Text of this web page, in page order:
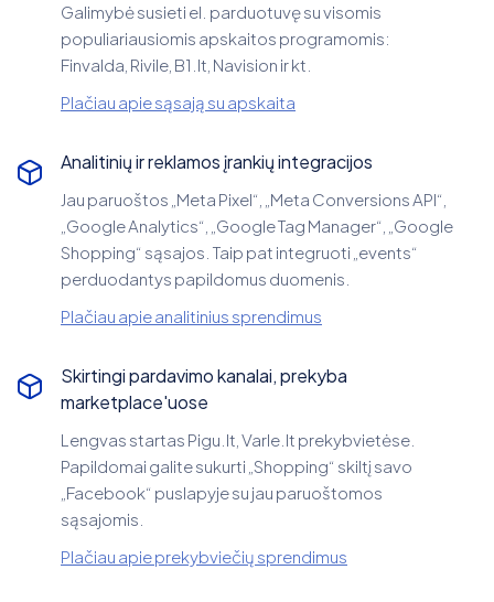
Galimybė susieti el. parduotuvę su visomis
populiariausiomis apskaitos programomis:
Finvalda, Rivile, B1.lt, Navision ir kt.
Plačiau apie sąsają su apskaita
Analitinių ir reklamos įrankių integracijos
Jau paruoštos „Meta Pixel“, „Meta Conversions API“,
„Google Analytics“, „Google Tag Manager“, „Google
Shopping“ sąsajos. Taip pat integruoti „events“
perduodantys papildomus duomenis.
Plačiau apie analitinius sprendimus
Skirtingi pardavimo kanalai, prekyba
marketplace'uose
Lengvas startas Pigu.lt, Varle.lt prekybvietėse.
Papildomai galite sukurti „Shopping“ skiltį savo
„Facebook“ puslapyje su jau paruoštomos
sąsajomis.
Plačiau apie prekybviečių sprendimus